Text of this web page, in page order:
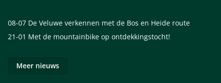
08-07 De Veluwe verkennen met de Bos en Heide route
21-01 Met de mountainbike op ontdekkingstocht!
Meer nieuws